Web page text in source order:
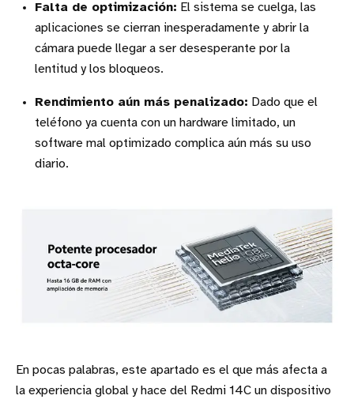
Falta de optimización: El sistema se cuelga, las
aplicaciones se cierran inesperadamente y abrir la
cámara puede llegar a ser desesperante por la
lentitud y los bloqueos.
Rendimiento aún más penalizado: Dado que el
teléfono ya cuenta con un hardware limitado, un
software mal optimizado complica aún más su uso
diario.
En pocas palabras, este apartado es el que más afecta a
la experiencia global y hace del Redmi 14C un dispositivo